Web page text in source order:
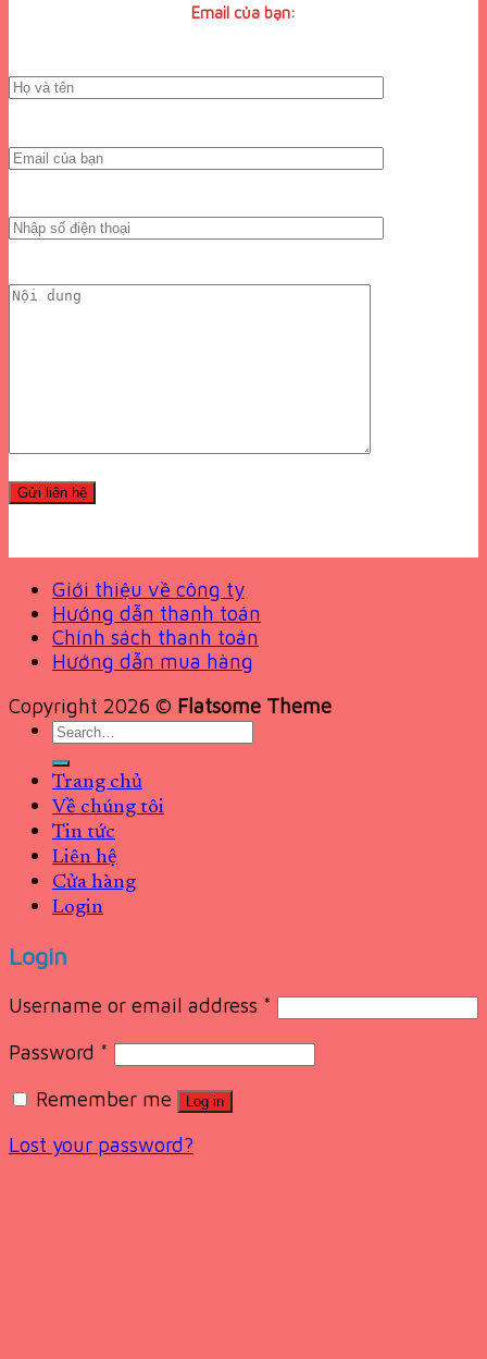
Email của bạn:
Giới thiệu về công ty
Hướng dẫn thanh toán
Chính sách thanh toán
Hướng dẫn mua hàng
Copyright 2026 © Flatsome Theme
Search
Trang chủ
Về chúng tôi
Tin tức
Liên hệ
Cửa hàng
Login
Login
Username or email address *
Password *
Remember me
Log in
Lost your password?